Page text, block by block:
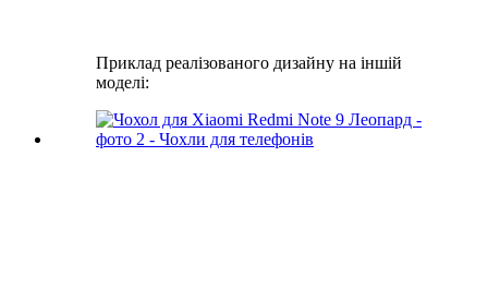
Приклад реалізованого дизайну на іншій
моделі: